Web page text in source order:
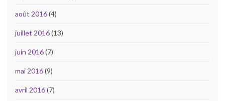
août 2016(4)
juillet 2016(13)
juin 2016(7)
mai 2016(9)
avril 2016(7)